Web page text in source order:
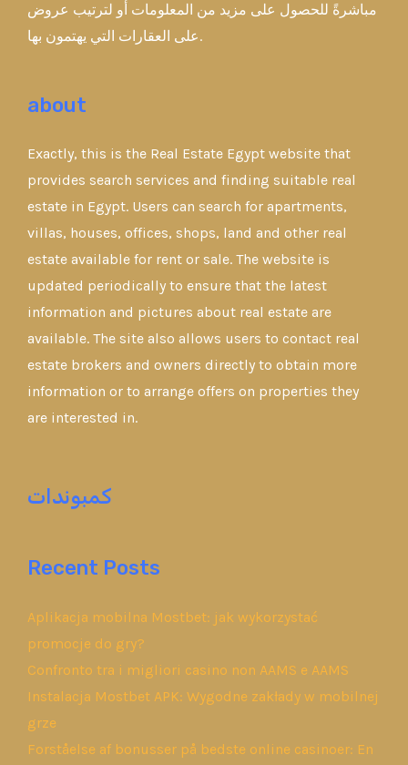
مباشرةً للحصول على مزيد من المعلومات أو لترتيب عروض
على العقارات التي يهتمون بها.
about
Exactly, this is the Real Estate Egypt website that
provides search services and finding suitable real
estate in Egypt. Users can search for apartments,
villas, houses, offices, shops, land and other real
estate available for rent or sale. The website is
updated periodically to ensure that the latest
information and pictures about real estate are
available. The site also allows users to contact real
estate brokers and owners directly to obtain more
information or to arrange offers on properties they
are interested in.
كمبوندات
Recent Posts
Aplikacja mobilna Mostbet: jak wykorzystać
promocje do gry?
Confronto tra i migliori casino non AAMS e AAMS
Instalacja Mostbet APK: Wygodne zakłady w mobilnej
grze
Forståelse af bonusser på bedste online casinoer: En